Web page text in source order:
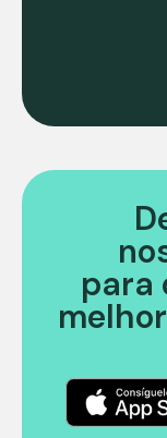
para